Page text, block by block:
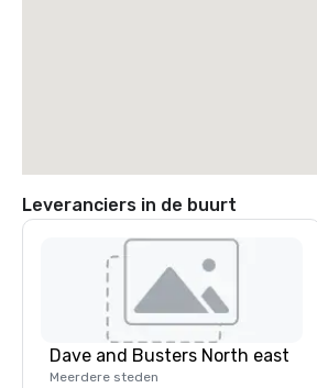
Leveranciers in de buurt
Dave and Busters North east
Meerdere steden